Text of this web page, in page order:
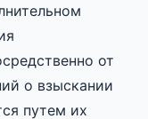
от
о взыскании
путем их